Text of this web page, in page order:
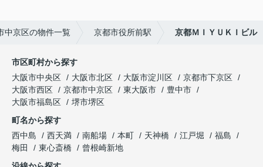
中京区の物件一覧 京都市役所前駅 京都ＭＩＹＵＫＩビル
市区町村から探す
大阪市中央区
大阪市北区 大阪市淀川区
京都市下京区
大阪市西区
京都市中京区 東大阪市
豊中市
大阪市福島区
堺市堺区
町名から探す
西中島
西天満 南船場 本町 天神橋 江戸堀
福島
梅田
東心斎橋
曾根崎新地